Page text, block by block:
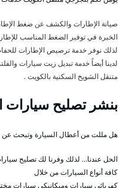
صيانة الإطارات والكشف عن ضغط
الخبرة في توفير الضغط المناسب
لذلك نوفر خدمة ترصيص الإطارات
لدينا أيضاً خدمة تبديل زيت سيارات
متنقل الشويخ السكنية بالكويت .
بنشر تصليح سيارات
هل مللت من أعطال السيارة وتبحث عن
الحل عندنا… لذلك وفرنا لك تصليح
كافة أنواع السيارات من خلال
كهربائي سيارات وميكانيكي سيارات